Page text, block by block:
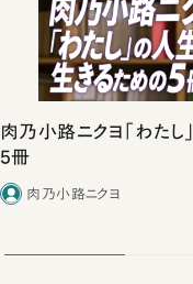
肉乃小路ニクヨ「わた
5冊
肉乃小路ニクヨ